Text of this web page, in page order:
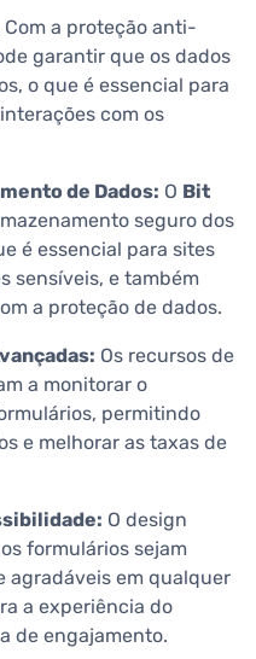
Com a proteção anti-
garantir que os dados
o que é essencial para
com os
de Dados: O Bit
seguro dos
é essencial para sites
sensíveis, e também
a proteção de dados.
Os recursos de
a monitorar o
permitindo
e melhorar as taxas de
O design
formulários sejam
agradáveis em qualquer
a experiência do
de engajamento.